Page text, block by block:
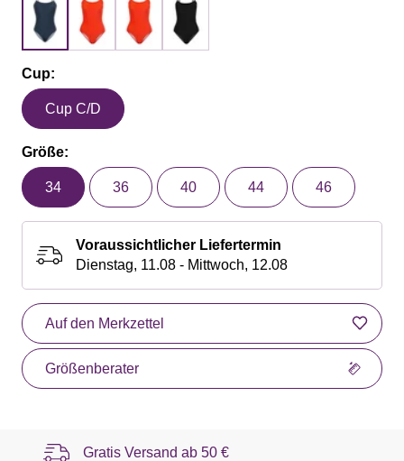
Cup:
Cup C/D
Größe:
34 36 40 44 46
Voraussichtlicher Liefertermin
Dienstag, 11.08 - Mittwoch, 12.08
Auf den Merkzettel
Größenberater
Gratis Versand ab 50 €